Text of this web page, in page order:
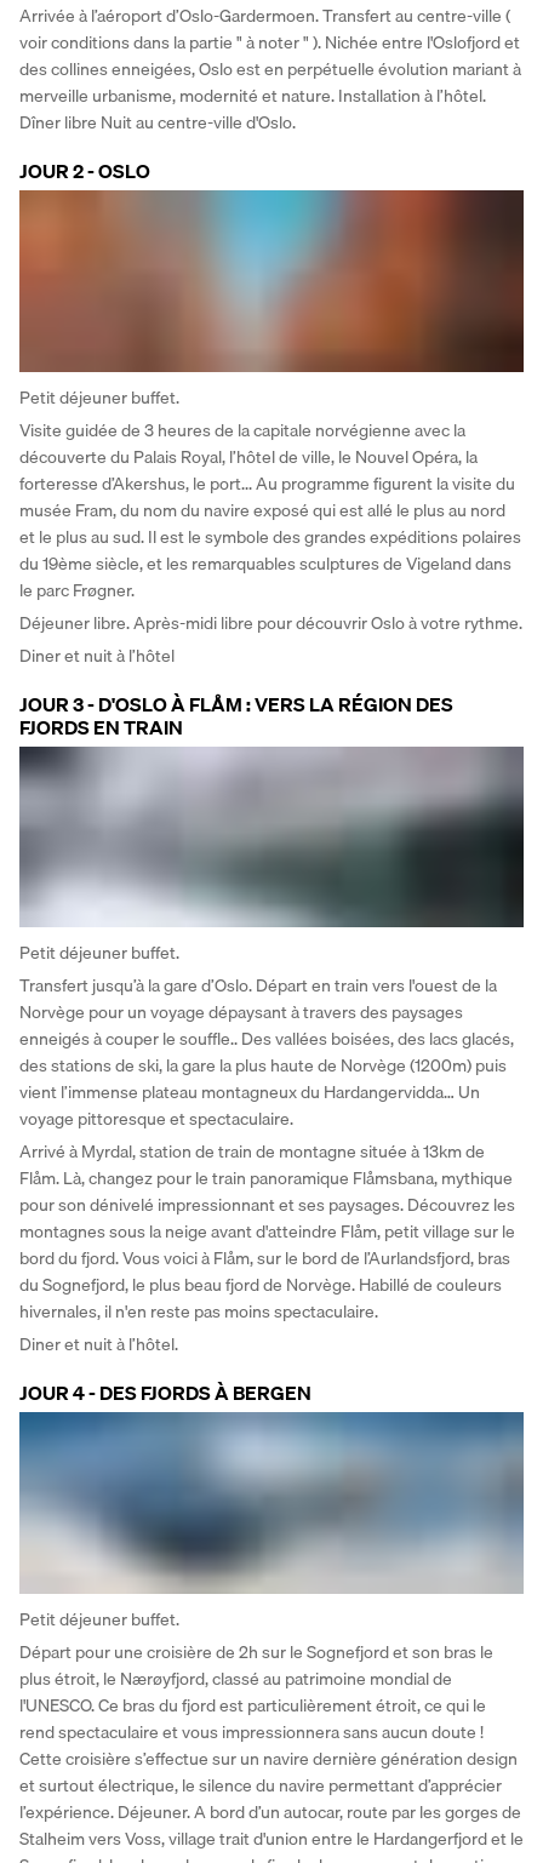
Arrivée à l’aéroport d’Oslo-Gardermoen. Transfert au centre-ville (
voir conditions dans la partie " à noter " ). Nichée entre l'Oslofjord et
des collines enneigées, Oslo est en perpétuelle évolution mariant à
merveille urbanisme, modernité et nature. Installation à l’hôtel.
Dîner libre Nuit au centre-ville d'Oslo.
JOUR 2 - OSLO
Petit déjeuner buffet.
Visite guidée de 3 heures de la capitale norvégienne avec la
découverte du Palais Royal, l’hôtel de ville, le Nouvel Opéra, la
forteresse d’Akershus, le port... Au programme figurent la visite du
musée Fram, du nom du navire exposé qui est allé le plus au nord
et le plus au sud. Il est le symbole des grandes expéditions polaires
du 19ème siècle, et les remarquables sculptures de Vigeland dans
le parc Frøgner.
Diner et nuit à l’hôtel
JOUR 3 - D'OSLO À FLÅM : VERS LA RÉGION DES
FJORDS EN TRAIN
Petit déjeuner buffet.
Transfert jusqu’à la gare d’Oslo. Départ en train vers l'ouest de la
Norvège pour un voyage dépaysant à travers des paysages
enneigés à couper le souffle.. Des vallées boisées, des lacs glacés,
des stations de ski, la gare la plus haute de Norvège (1200m) puis
vient l’immense plateau montagneux du Hardangervidda… Un
voyage pittoresque et spectaculaire.
Arrivé à Myrdal, station de train de montagne située à 13km de
Flåm. Là, changez pour le train panoramique Flåmsbana, mythique
pour son dénivelé impressionnant et ses paysages. Découvrez les
montagnes sous la neige avant d'atteindre Flåm, petit village sur le
bord du fjord. Vous voici à Flåm, sur le bord de l’Aurlandsfjord, bras
du Sognefjord, le plus beau fjord de Norvège. Habillé de couleurs
hivernales, il n'en reste pas moins spectaculaire.
Diner et nuit à l’hôtel.
JOUR 4 - DES FJORDS À BERGEN
Petit déjeuner buffet.
Départ pour une croisière de 2h sur le Sognefjord et son bras le
plus étroit, le Nærøyfjord, classé au patrimoine mondial de
l'UNESCO. Ce bras du fjord est particulièrement étroit, ce qui le
rend spectaculaire et vous impressionnera sans aucun doute !
Cette croisière s’effectue sur un navire dernière génération design
et surtout électrique, le silence du navire permettant d’apprécier
l’expérience. Déjeuner. A bord d’un autocar, route par les gorges de
Stalheim vers Voss, village trait d'union entre le Hardangerfjord et le